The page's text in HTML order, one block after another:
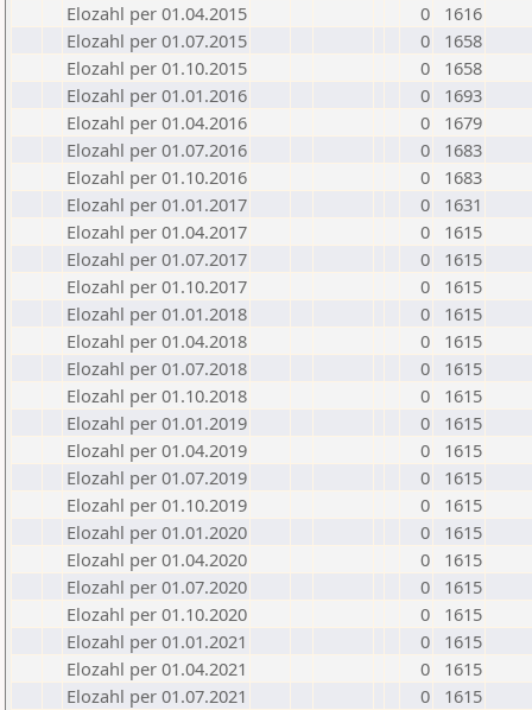
Elozahl per 01.04.2015
0
1616
Elozahl per 01.07.2015
0
1658
Elozahl per 01.10.2015
0
1658
Elozahl per 01.01.2016
0
1693
Elozahl per 01.04.2016
0
1679
Elozahl per 01.07.2016
0
1683
Elozahl per 01.10.2016
0
1683
Elozahl per 01.01.2017
0
1631
Elozahl per 01.04.2017
0
1615
Elozahl per 01.07.2017
0
1615
Elozahl per 01.10.2017
0
1615
Elozahl per 01.01.2018
0
1615
Elozahl per 01.04.2018
0
1615
Elozahl per 01.07.2018
0
1615
Elozahl per 01.10.2018
0
1615
Elozahl per 01.01.2019
0
1615
Elozahl per 01.04.2019
0
1615
Elozahl per 01.07.2019
0
1615
Elozahl per 01.10.2019
0
1615
Elozahl per 01.01.2020
0
1615
Elozahl per 01.04.2020
0
1615
Elozahl per 01.07.2020
0
1615
Elozahl per 01.10.2020
0
1615
Elozahl per 01.01.2021
0
1615
Elozahl per 01.04.2021
0
1615
Elozahl per 01.07.2021
0
1615